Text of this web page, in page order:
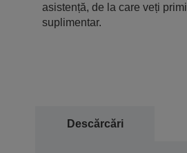
asistență, de la care veți
suplimentar.
Descărcări